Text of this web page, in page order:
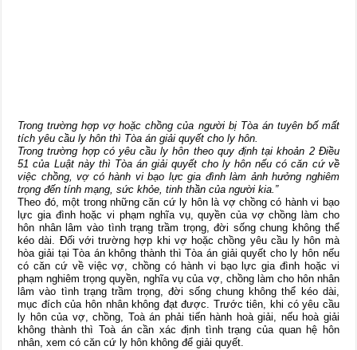
Trong trường hợp vợ hoặc chồng của người bị Tòa án tuyên bố mất
tích yêu cầu ly hôn thì Tòa án giải quyết cho ly hôn.
Trong trường hợp có yêu cầu ly hôn theo quy định tại khoản 2 Điều
51 của Luật này thì Tòa án giải quyết cho ly hôn nếu có căn cứ về
việc chồng, vợ có hành vi bạo lực gia đình làm ảnh hưởng nghiêm
trọng đến tính mạng, sức khỏe, tinh thần của người kia.”
Theo đó, một trong những căn cứ ly hôn là vợ chồng có hành vi bạo
lực gia đình hoặc vi phạm nghĩa vụ, quyền của vợ chồng làm cho
hôn nhân lâm vào tình trạng trầm trọng, đời sống chung không thể
kéo dài. Đối với trường hợp khi vợ hoặc chồng yêu cầu ly hôn mà
hòa giải tại Tòa án không thành thì Tòa án giải quyết cho ly hôn nếu
có căn cứ về việc vợ, chồng có hành vi bạo lực gia đình hoặc vi
phạm nghiêm trọng quyền, nghĩa vụ của vợ, chồng làm cho hôn nhân
lâm vào tình trạng trầm trọng, đời sống chung không thể kéo dài,
mục đích của hôn nhân không đạt được. Trước tiên, khi có yêu cầu
ly hôn của vợ, chồng, Toà án phải tiến hành hoà giải, nếu hoà giải
không thành thì Toà án cần xác định tình trạng của quan hệ hôn
nhân, xem có căn cứ ly hôn không để giải quyết.